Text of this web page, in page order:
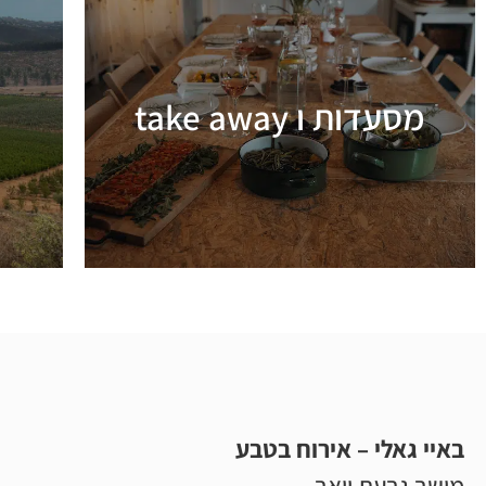
מסעדות ו take awayמידע נוסף
באיי גאלי – אירוח בטבע